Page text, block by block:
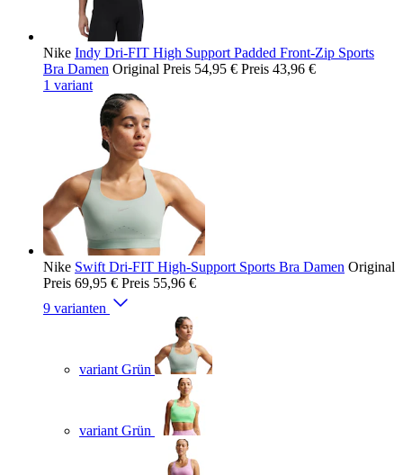
Nike Indy Dri-FIT High Support Padded Front-Zip Sports
Bra Damen Original Preis 54,95 € Preis 43,96 €
1 variant
Nike Swift Dri-FIT High-Support Sports Bra Damen Original
Preis 69,95 € Preis 55,96 €
9 varianten
variant Grün
variant Grün